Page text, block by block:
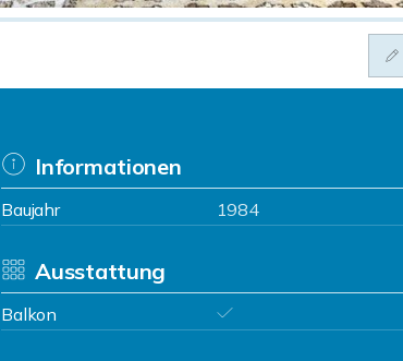
Informationen
Baujahr 1984
Ausstattung
Balkon